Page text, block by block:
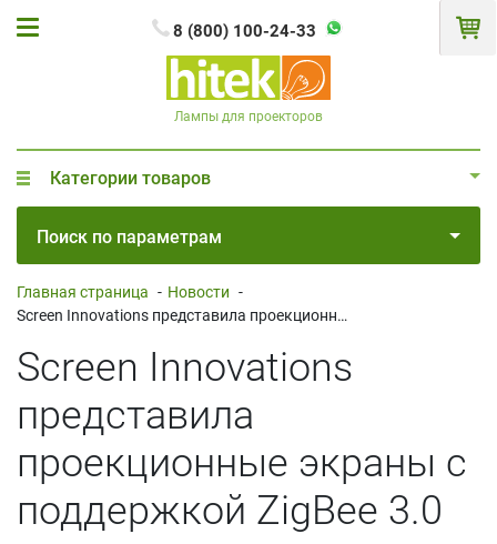
8 (800) 100-24-33
Лампы для проекторов
Категории товаров
Поиск по параметрам
Главная страница - Новости -
Screen Innovations представила проекционные экраны с поддержкой ZigBee 3.0
Screen Innovations
представила
проекционные экраны с
поддержкой ZigBee 3.0